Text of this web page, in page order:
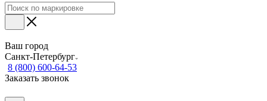
Ваш город
Санкт-Петербург
8 (800) 600-64-53
Заказать звонок